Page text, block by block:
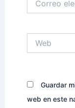
electrónico*
Guardar
web en este